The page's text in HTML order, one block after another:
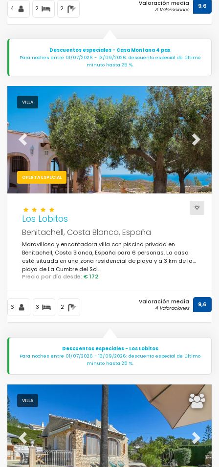
4 2 2
Valoración media
3 Valoraciones 9,6
Descuentos especiales - Casa Montana 4 pax
Para noches entre 01/07/2026 - 13/09/2026: descuento especial de último
minuto hasta 25 %.
VILLA
OFERTA ESPECIAL
Previous Next
Los Lobitos
Benitachell, Costa Blanca, España
Maravillosa y encantadora villa con piscina privada en
Benitachell, Costa Blanca, España para 6 personas. La casa
está situada en una zona residencial de playa y a 3 km de la
playa de La Cumbre del Sol.
Precio por día desde: € 172
6 3 2
Valoración media
4 Valoraciones 9,6
Descuentos especiales - Los Lobitos
Para noches entre 01/07/2026 - 13/09/2026: descuento especial de último
minuto hasta 25 %.
VILLA
Previous Next